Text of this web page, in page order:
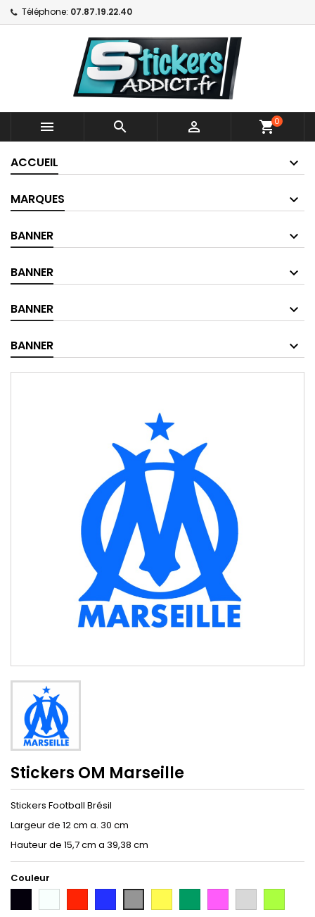
Téléphone: 07.87.19.22.40
   shopping_cart0
ACCUEIL
MARQUES
BANNER
BANNER
BANNER
BANNER
Stickers OM Marseille
Stickers Football Brésil
Largeur de 12 cm a. 30 cm
Hauteur de 15,7 cm a 39,38 cm
Couleur
ArgentCitron